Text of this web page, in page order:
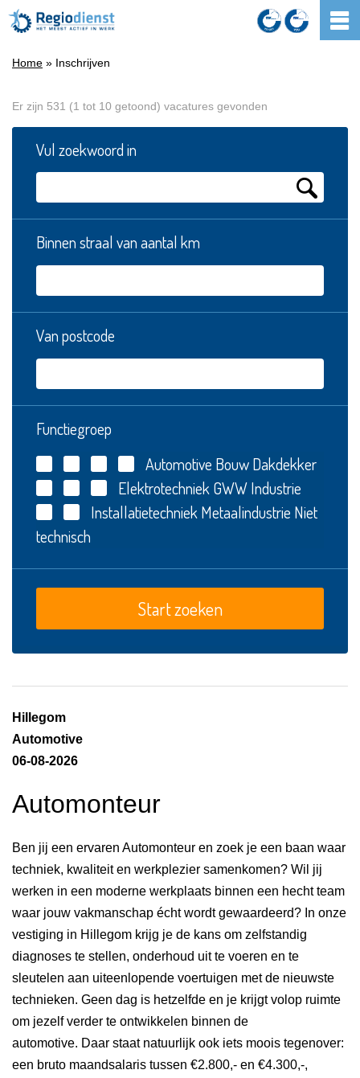
Home » Inschrijven
Er zijn 531 (1 tot 10 getoond) vacatures gevonden
Vul zoekwoord in
Binnen straal van aantal km
Van postcode
Functiegroep
Automotive BouwDakdekker
Elektrotechniek GWWIndustrie
Installatietechniek Metaalindustrie Niet
technisch
Hillegom
Automotive
06-08-2026
Automonteur
Ben jij een ervaren Automonteur en zoek je een baan waar
techniek, kwaliteit en werkplezier samenkomen? Wil jij
werken in een moderne werkplaats binnen een hecht team
waar jouw vakmanschap écht wordt gewaardeerd? In onze
vestiging in Hillegom krijg je de kans om zelfstandig
diagnoses te stellen, onderhoud uit te voeren en te
sleutelen aan uiteenlopende voertuigen met de nieuwste
technieken. Geen dag is hetzelfde en je krijgt volop ruimte
om jezelf verder te ontwikkelen binnen de
automotive. Daar staat natuurlijk ook iets moois tegenover:
een bruto maandsalaris tussen €2.800,- en €4.300,-,